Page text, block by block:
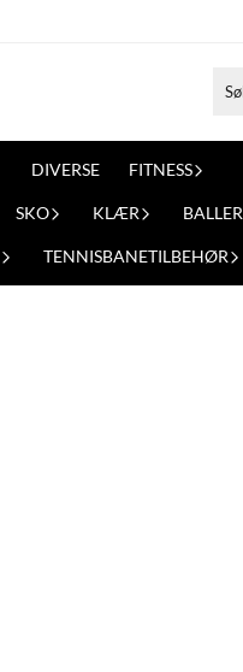
DIVERSE FITNESS
SKO KLÆR BALLER
TENNISBANETILBEHØR